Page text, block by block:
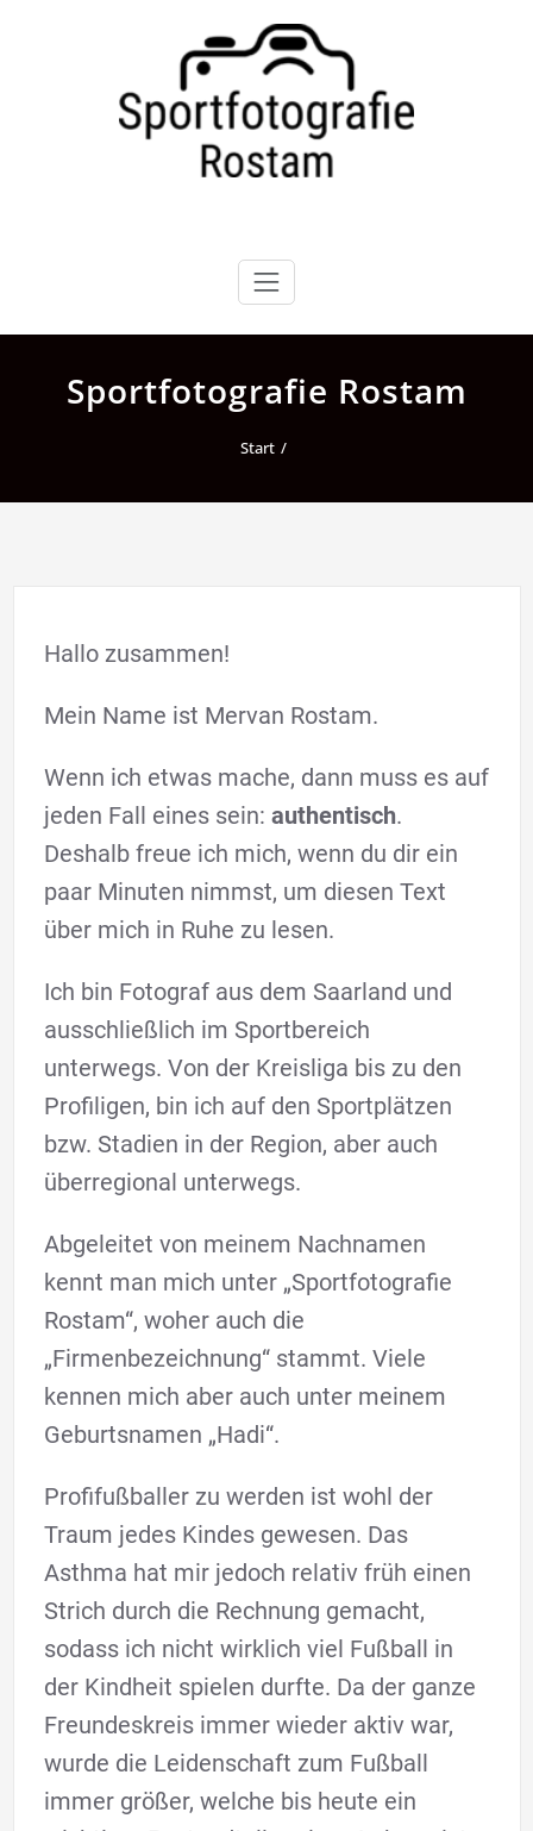
Sportfotografie Rostam
Start
Hallo zusammen!
Mein Name ist Mervan Rostam.
Wenn ich etwas mache, dann muss es auf
jeden Fall eines sein: authentisch.
Deshalb freue ich mich, wenn du dir ein
paar Minuten nimmst, um diesen Text
über mich in Ruhe zu lesen.
Ich bin Fotograf aus dem Saarland und
ausschließlich im Sportbereich
unterwegs. Von der Kreisliga bis zu den
Profiligen, bin ich auf den Sportplätzen
bzw. Stadien in der Region, aber auch
überregional unterwegs.
Abgeleitet von meinem Nachnamen
kennt man mich unter „Sportfotografie
Rostam“, woher auch die
„Firmenbezeichnung“ stammt. Viele
kennen mich aber auch unter meinem
Geburtsnamen „Hadi“.
Profifußballer zu werden ist wohl der
Traum jedes Kindes gewesen. Das
Asthma hat mir jedoch relativ früh einen
Strich durch die Rechnung gemacht,
sodass ich nicht wirklich viel Fußball in
der Kindheit spielen durfte. Da der ganze
Freundeskreis immer wieder aktiv war,
wurde die Leidenschaft zum Fußball
immer größer, welche bis heute ein